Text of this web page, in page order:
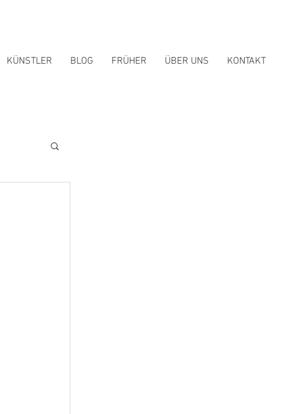
KÜNSTLER BLOG FRÜHER ÜBER UNS KONTAKT